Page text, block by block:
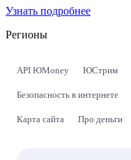
Узнать подробнее
Регионы
API ЮMoney ЮСтрим
Безопасность в интернете
Карта сайта Про деньги